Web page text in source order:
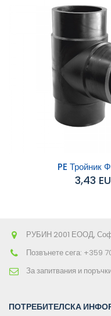
PE Тройник
3,43
РУБИН 2001 ЕООД,
Позвънете сега: +359
За запитвания и
ПОТРЕБИТЕЛСКА